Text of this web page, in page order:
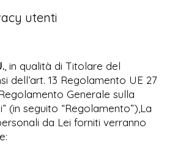
utenti
, in qualità di Titolare del
dell’art. 13 Regolamento UE 27
Generale sulla
(in seguito “Regolamento”),La
da Lei forniti verranno